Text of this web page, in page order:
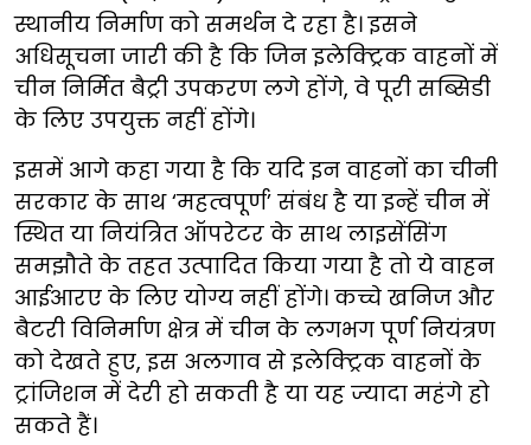
स्थानीय निर्माण को समर्थन दे रहा है। इसने
अधिसूचना जारी की है कि जिन इलेक्ट्रिक वाहनों में
चीन निर्मित बैट्री उपकरण लगे होंगे, वे पूरी सब्सिडी
के लिए उपयुक्त नहीं होंगे।
इसमें आगे कहा गया है कि यदि इन वाहनों का चीनी
सरकार के साथ ‘महत्वपूर्ण’ संबंध है या इन्हें चीन में
स्थित या नियंत्रित ऑपरेटर के साथ लाइसेंसिंग
समझौते के तहत उत्पादित किया गया है तो ये वाहन
आईआरए के लिए योग्य नहीं होंगे। कच्चे खनिज और
बैटरी विनिर्माण क्षेत्र में चीन के लगभग पूर्ण नियंत्रण
को देखते हुए, इस अलगाव से इलेक्ट्रिक वाहनों के
ट्रांजिशन में देरी हो सकती है या यह ज्यादा महंगे हो
सकते हैं।